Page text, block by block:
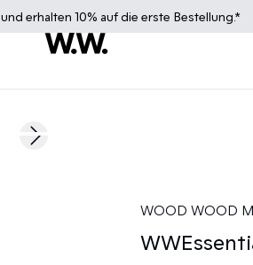
und erhalten 10% auf die erste Bestellung.*
Next slide
WOOD WOOD